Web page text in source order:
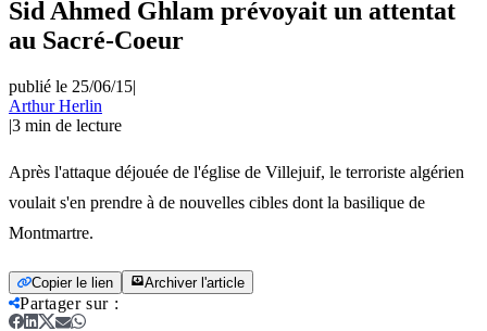
Sid Ahmed Ghlam prévoyait un attentat
au Sacré-Coeur
publié le 25/06/15|
Arthur Herlin
|3 min de lecture
Après l'attaque déjouée de l'église de Villejuif, le terroriste algérien
voulait s'en prendre à de nouvelles cibles dont la basilique de
Montmartre.
Copier le lien Archiver l'article
Partager sur: